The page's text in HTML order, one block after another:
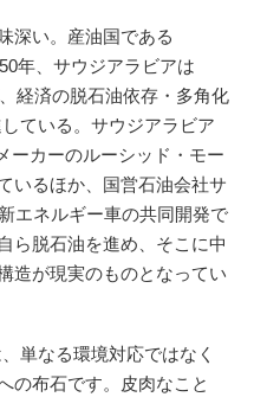
深い。産油国である
年、サウジアラビアは
経済の脱石油依存・多角化
ている。サウジアラビア
ーカーのルーシッド・モー
いるほか、国営石油会社サ
エネルギー車の共同開発で
ら脱石油を進め、そこに中
造が現実のものとなってい
単なる環境対応ではなく
の布石です。皮肉なこと